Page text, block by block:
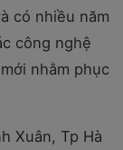
có nhiều năm
công nghệ
nhằm phục
Xuân, Tp Hà